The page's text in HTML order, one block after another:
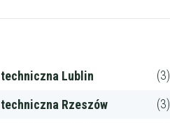
Lublin (3)
Rzeszów (3)